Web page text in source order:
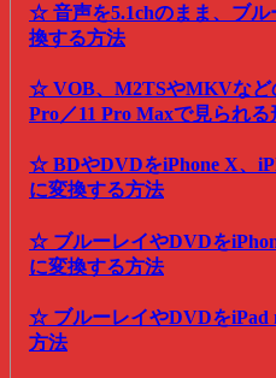
☆ 音声を5.1chのまま、ブ
換する方法
☆ VOB、M2TSやMKVなど
Pro／11 Pro Maxで見られ
☆ BDやDVDをiPhone X、
に変換する方法
☆ ブルーレイやDVDを
に変換する方法
☆ ブルーレイやDVDをiPad
方法